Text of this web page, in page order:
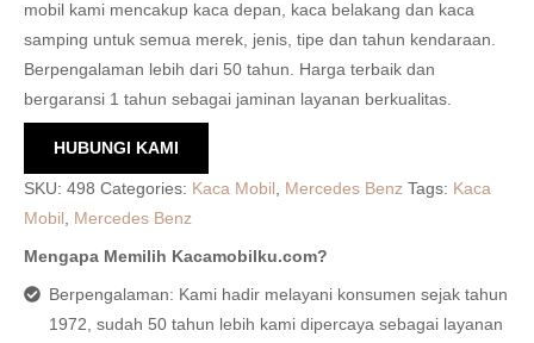
mobil kami mencakup kaca depan, kaca belakang dan kaca
samping untuk semua merek, jenis, tipe dan tahun kendaraan.
Berpengalaman lebih dari 50 tahun. Harga terbaik dan
bergaransi 1 tahun sebagai jaminan layanan berkualitas.
HUBUNGI KAMI
SKU: 498 Categories: Kaca Mobil , Mercedes Benz Tags: Kaca
Mobil , Mercedes Benz
Mengapa Memilih Kacamobilku.com?
Berpengalaman: Kami hadir melayani konsumen sejak tahun
1972, sudah 50 tahun lebih kami dipercaya sebagai layanan